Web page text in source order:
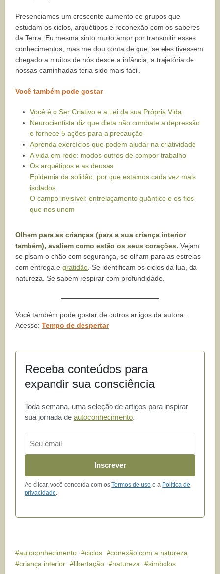
Presenciamos um crescente aumento de grupos que
estudam os ciclos, arquétipos e reconexão com os saberes
da Terra. Eu mesma sinto muito amor por transmitir esses
conhecimentos, mas me dou conta de que, se eles tivessem
chegado a muitos de nós desde a infância, a trajetória de
nossas caminhadas teria sido mais fácil.
Você também pode gostar
Você é o Ser Criativo e a Lei da sua Própria Vida
Neurocientista diz que dieta não combate a depressão
e fornece 5 ações para a precaução
Aprenda exercícios que podem ajudar na criatividade
A vida em rede: modos outros de compor trabalho
Os arquétipos e as deusas
Epidemia da solidão: por que estamos cada vez mais
isolados
O campo invisível: entrelaçamento quântico e os fios
que nos unem
Olhem para as crianças (para a sua criança interior
também), avaliem como estão os seus corações. Vejam
se pisam o chão com segurança, se olham para as estrelas
com entrega egratidão . Se identificam os ciclos da lua, da
natureza. Se sabem respirar com profundidade.
Você também pode gostar de outros artigos da autora.
Acesse:Tempo de despertar
Receba conteúdos para
expandir sua consciência
Toda semana, uma seleção de artigos para inspirar
sua jornada deautoconhecimento.
Inscrever
Ao clicar, você concorda com osTermos de uso e a Política de
privacidade
autoconhecimento ciclos
conexão com a natureza
criança interior
libertação natureza simbolos